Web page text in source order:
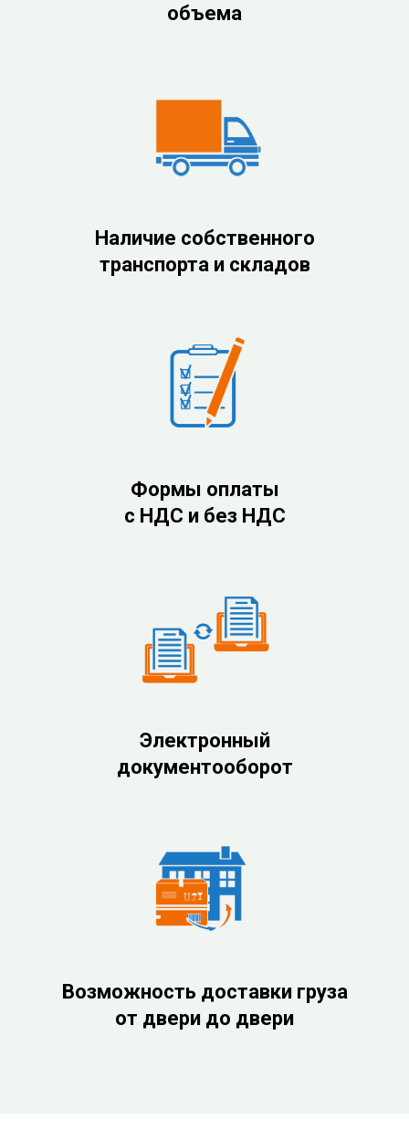
объема
Наличие собственного
транспорта и складов
Формы оплаты
с НДС и без НДС
Электронный
документооборот
Возможность доставки груза
от двери до двери